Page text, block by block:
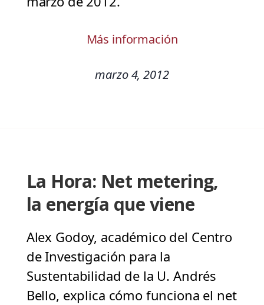
Más información
marzo 4, 2012
La Hora: Net metering,
la energía que viene
Alex Godoy, académico del Centro
de Investigación para la
Sustentabilidad de la U. Andrés
Bello, explica cómo funciona el net